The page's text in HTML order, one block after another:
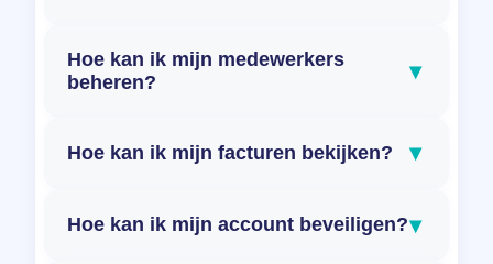
Hoe kan ik mijn medewerkers
beheren?
▾
Hoe kan ik mijn facturen bekijken? ▾
Hoe kan ik mijn account beveiligen?▾